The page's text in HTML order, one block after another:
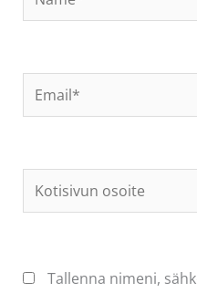
Email*
Kotisivun
osoite
Tallenna nimeni,